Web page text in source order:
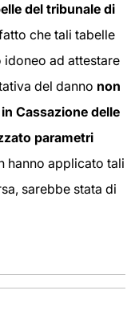
del tribunale di
che tali tabelle
idoneo ad attestare
del danno non
Cassazione delle
parametri
hanno applicato tali
sarebbe stata di